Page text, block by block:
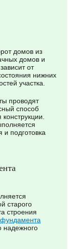
домов из
домов и
от
нижних
участка.
проводят
способ
подготовка
старого
строения
надежного